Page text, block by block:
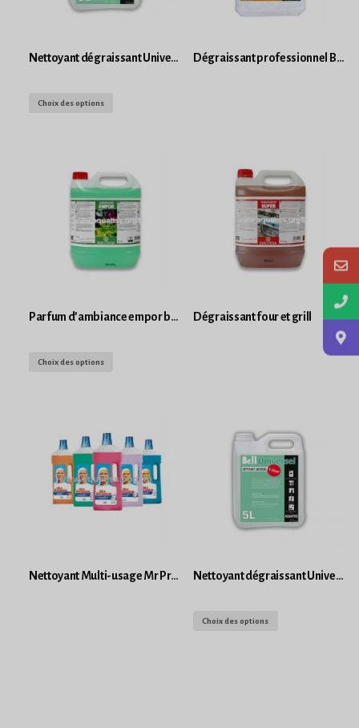
Nettoyant dégraissant Universel prêt à l’emploi
Choix des options
Dégraissant professionnel Bell four bidon 5L
Parfum d’ambiance empor bidon
Choix des options
Dégraissant four et grill
Nettoyant Multi-usage Mr Propre Nettoyant dégraissant Universel à diluer
Choix des options